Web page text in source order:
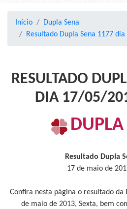
Início
Dupla Sena
Resultado Dupla Sena 1177
RESULTADO
DIA 17/05/
Resultado Dupla
17 de maio de
Confira nesta página o resultado da
de maio de 2013, Sexta, bem